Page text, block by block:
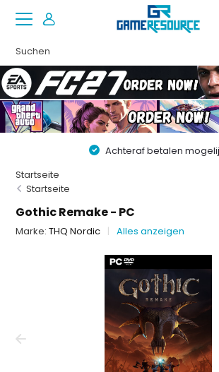
Achteraf betalen
Startseite
Startseite
Gothic Remake - PC
Marke:THQ Nordic Alles anzeigen